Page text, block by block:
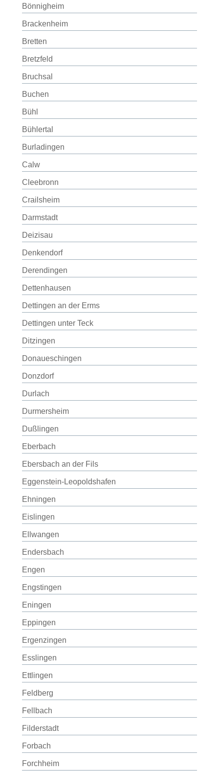
Bönnigheim
Brackenheim
Bretten
Bretzfeld
Bruchsal
Buchen
Bühl
Bühlertal
Burladingen
Calw
Cleebronn
Crailsheim
Darmstadt
Deizisau
Denkendorf
Derendingen
Dettenhausen
Dettingen an der Erms
Dettingen unter Teck
Ditzingen
Donaueschingen
Donzdorf
Durlach
Durmersheim
Dußlingen
Eberbach
Ebersbach an der Fils
Eggenstein-Leopoldshafen
Ehningen
Eislingen
Ellwangen
Endersbach
Engen
Engstingen
Eningen
Eppingen
Ergenzingen
Esslingen
Ettlingen
Feldberg
Fellbach
Filderstadt
Forbach
Forchheim